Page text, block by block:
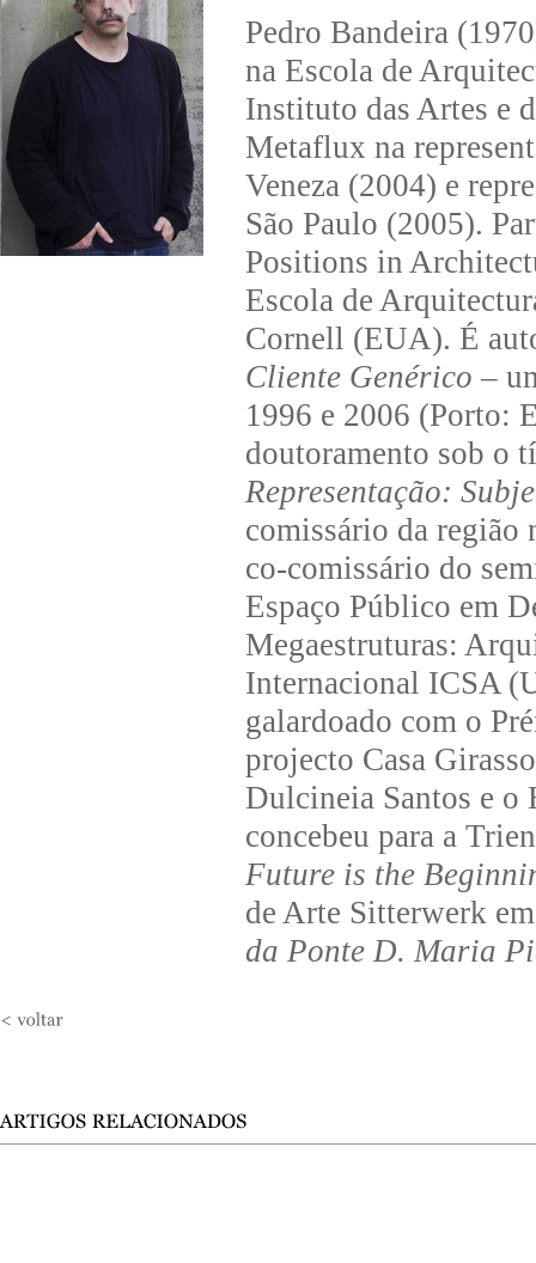
Pedro Bandeira
na Escola de
Instituto das Artes e
Metaflux na
Veneza (2004) e
São Paulo (2005).
Positions in
Escola de
Cornell (EUA). É
Cliente Genérico –
1996 e 2006 (Porto:
doutoramento sob o
Representação:
comissário da região
co-comissário do
Espaço Público em
Megaestruturas:
Internacional ICSA
galardoado com o
projecto Casa
Dulcineia Santos e o
concebeu para a
Future is the
de Arte Sitterwerk
da Ponte D. Maria